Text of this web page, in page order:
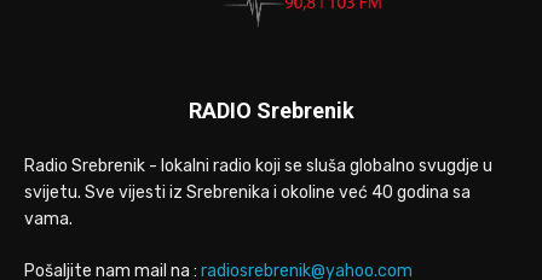
RADIO Srebrenik
Radio Srebrenik - lokalni radio koji se sluša globalno svugdje u
svijetu. Sve vijesti iz Srebrenika i okoline već 40 godina sa
vama.
Pošaljite nam mail na : radiosrebrenik@yahoo.com